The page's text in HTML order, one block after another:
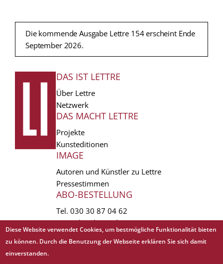
Die kommende Ausgabe Lettre 154 erscheint Ende
September 2026.
FUSSZEILE
DAS IST LETTRE
Über Lettre
Netzwerk
DAS MACHT LETTRE
Projekte
Kunsteditionen
IMAGE
Autoren und Künstler zu Lettre
Pressestimmen
ABO-BESTELLUNG
Tel. 030 30 87 04 62
vertrieb(at)lettre.de
Copyright © 1988 - 2026 Lettre International. All rights reserved.
Diese Website verwendet Cookies, um bestmögliche Funktionalität bieten
zu können. Durch die Benutzung der Webseite erklären Sie sich damit
einverstanden.